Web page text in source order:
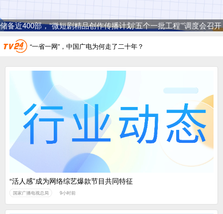
储备近400部，“微短剧精品创作传播计划‘五个一批工程’”调度会召开
“纵深推进”系统性变革，广电媒体如何发力？
“一省一网”，中国广电为何走了二十年？
广电总局对互联网电视自动续费专项治理
中国广电：编制一体化电视技术标准白皮书
“活人感”成为网络综艺爆款节目共同特征
国家广播电视总局 9小时前